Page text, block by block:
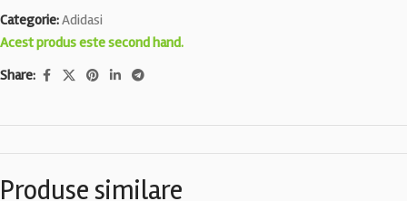
Categorie:Adidasi
Acest produs este second hand.
Share:
Produse similare